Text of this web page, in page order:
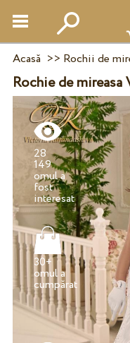
Acasă >> Rochii de
Rochie de mireasa
28
149
omul a
fost
interesat
30+
omul a